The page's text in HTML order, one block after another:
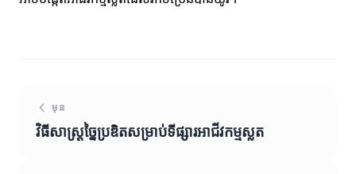
មុន
វិធីសាស្ត្រច្នៃប្រឌិតសម្រាប់ទីផ្សារអាជីវកម្មស្លត